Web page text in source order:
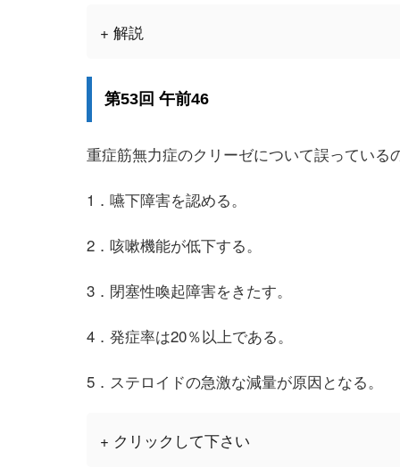
+ 解説
第53回 午前46
重症筋無力症のクリーゼについて誤っている
1．嚥下障害を認める。
2．咳嗽機能が低下する。
3．閉塞性喚起障害をきたす。
4．発症率は20％以上である。
5．ステロイドの急激な減量が原因となる。
+ クリックして下さい